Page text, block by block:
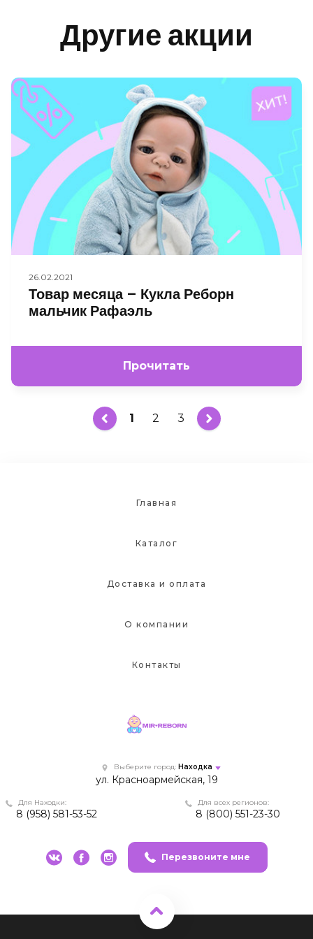
Другие акции
26.02.2021
Товар месяца – Кукла Реборн
мальчик Рафаэль
Прочитать
1 2 3
Главная
Каталог
Доставка и оплата
О компании
Контакты
Выберите город: Находка
ул. Красноармейская, 19
Для всех регионов:
8 (800) 551-23-30
Для Находки:
8 (958) 581-53-52
Перезвоните мне